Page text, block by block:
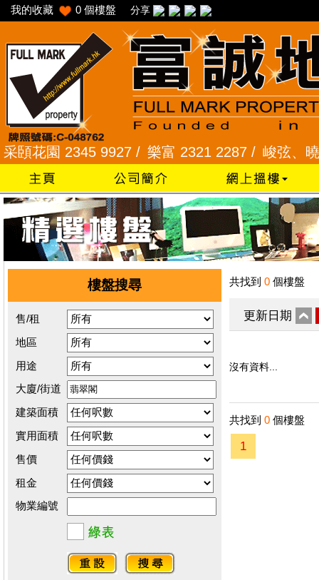
我的收藏 0 個樓盤 分享
園 2345 9927 /樂富 2321 2287 / 峻弦、曉暉
樓盤搜尋
售/租
地區
用途
大廈/街道
建築面積
實用面積
售價
租金
物業編號
共找到 0 個樓盤
更新日期
沒有資料...
共找到 0 個樓盤
1